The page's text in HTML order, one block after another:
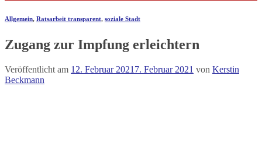
Allgemein, Ratsarbeit transparent, soziale Stadt
Zugang zur Impfung erleichtern
Veröffentlicht am 12. Februar 2021 7. Februar 2021 von Kerstin
Beckmann